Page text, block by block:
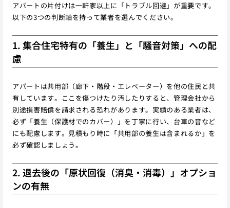
アパートの片付けは一軒家以上に「トラブル回避」が重要です。
以下の3つの判断軸を持って業者を選んでください。
1. 集合住宅特有の「養生」と「騒音対策」への配
慮
アパートは共用部（廊下・階段・エレベーター）を他の住民と共
有しています。ここを傷つけたり汚したりすると、管理会社から
別途損害賠償を請求される恐れがあります。実績のある業者は、
必ず「養生（保護材でのカバー）」を丁寧に行い、台車の音など
にも配慮します。見積もり時に「共用部の養生は含まれるか」を
必ず確認しましょう。
2. 退去後の「原状回復（消臭・消毒）」オプショ
ンの有無